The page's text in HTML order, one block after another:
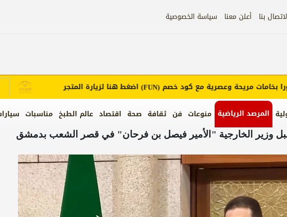
بنا أعلن معنا سياسة الخصوصية
المرصد الرياضية منوعات فن ثقافة صحة اقتصاد عالم الطبخ مناسبات
مريحة وعصرية مع كود خصم(FUN)اضغط هنا لزيارة المتجر
وزير الخارجية "الأمير فيصل بن فرحان" في قصر الشعب بدمشق